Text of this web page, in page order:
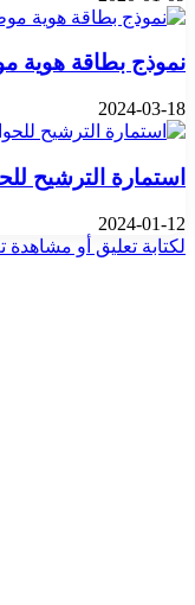
نموذج بطاقة
2024-03-18
استمارة الترشيح
2024-01-12
لكتابة تعليق أو مشاهدة